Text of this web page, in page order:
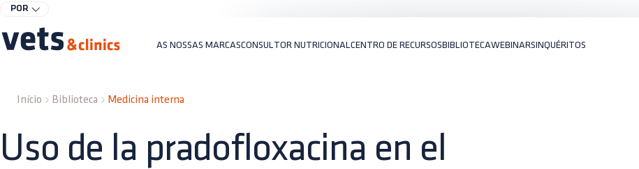
POR
AS NOSSAS MARCASCONSULTOR NUTRICIONAL CENTRO DE RECURSOSBIBLIOTECAWEBINARSINQUÉRITOS
Início Biblioteca Medicina interna
Uso de la pradofloxacina en el